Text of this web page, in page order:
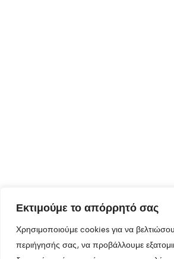
Εκτιμούμε το απόρρητό σας
Χρησιμοποιούμε cookies για να
περιήγησής σας, να προβάλλουμε